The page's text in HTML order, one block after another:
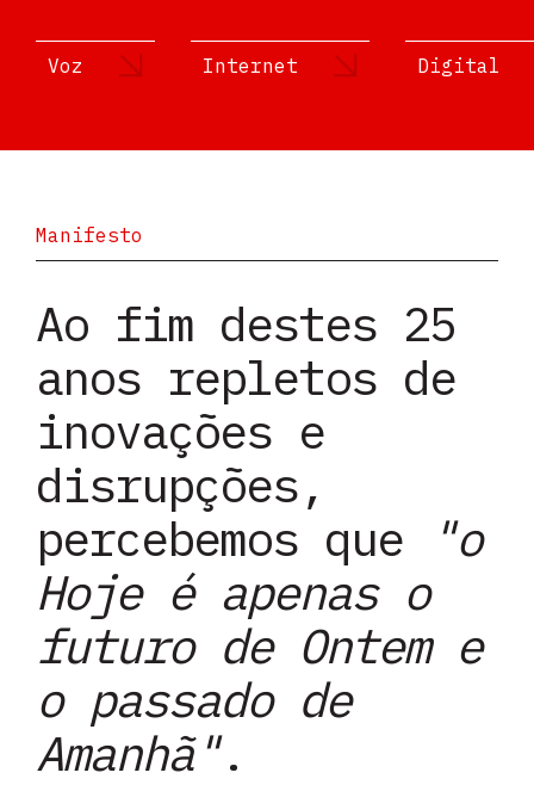
Voz Internet Digital
Manifesto
Ao fim destes 25
anos repletos de
inovações e
disrupções,
percebemos que
"o
Hoje é apenas o
futuro de Ontem e
o passado de
Amanhã".